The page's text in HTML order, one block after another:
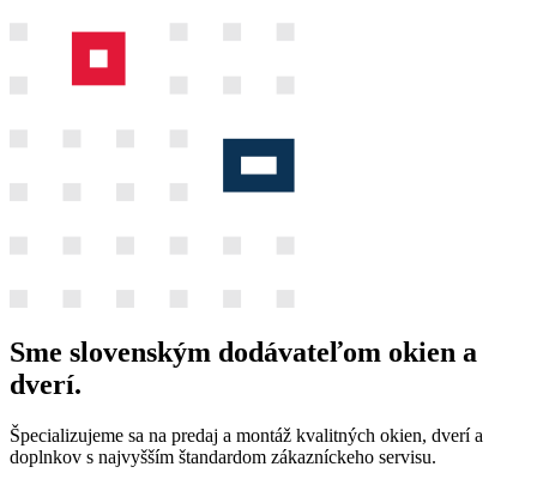
Sme slovenským dodávateľom okien a
dverí.
Špecializujeme sa na predaj a montáž kvalitných okien, dverí a
doplnkov s najvyšším štandardom zákazníckeho servisu.